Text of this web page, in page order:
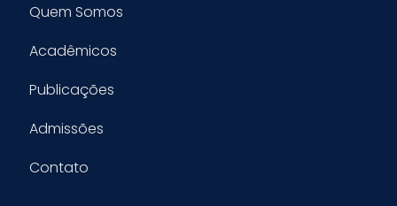
Quem Somos
Acadêmicos
Publicações
Admissões
Contato